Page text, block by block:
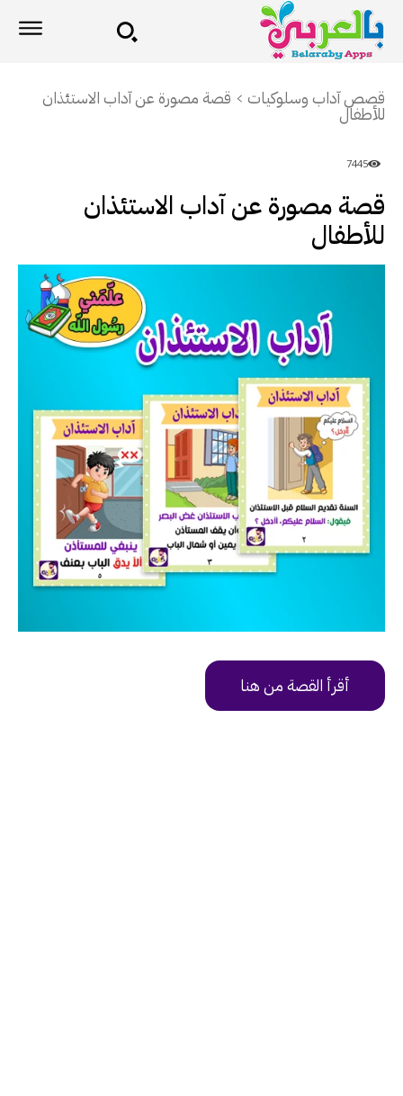
قصص آداب وسلوكيات قصة مصورة عن آداب الاستئذان
للأطفال
7445
قصة مصورة عن آداب الاستئذان
للأطفال
أقرأ القصة من هنا
https://uy9v6.app.goo.gl/3rMN